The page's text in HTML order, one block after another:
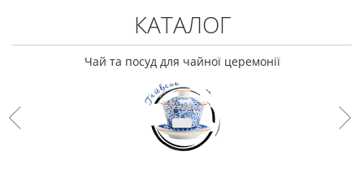
КАТАЛОГ
Чай та посуд для чайної церемонії